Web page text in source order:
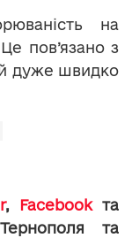
на
пов’язано з
дуже швидко
, Facebookта
та